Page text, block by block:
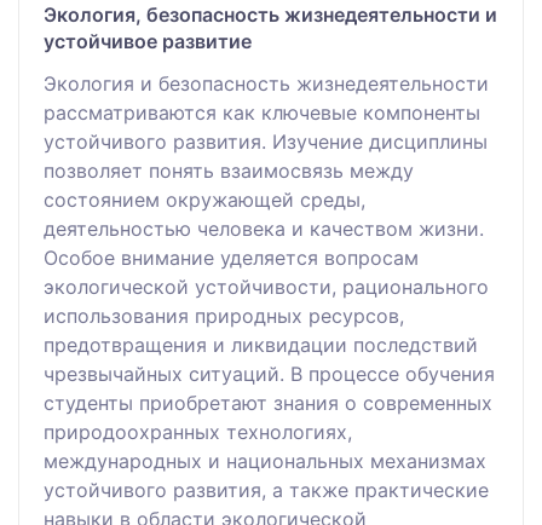
Экология, безопасность жизнедеятельности и
устойчивое развитие
Экология и безопасность жизнедеятельности
рассматриваются как ключевые компоненты
устойчивого развития. Изучение дисциплины
позволяет понять взаимосвязь между
состоянием окружающей среды,
деятельностью человека и качеством жизни.
Особое внимание уделяется вопросам
экологической устойчивости, рационального
использования природных ресурсов,
предотвращения и ликвидации последствий
чрезвычайных ситуаций. В процессе обучения
студенты приобретают знания о современных
природоохранных технологиях,
международных и национальных механизмах
устойчивого развития, а также практические
навыки в области экологической